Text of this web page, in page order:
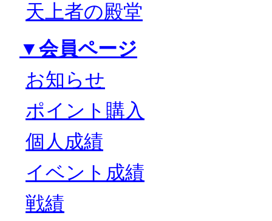
天上者の殿堂
▼会員ページ
お知らせ
ポイント購入
個人成績
イベント成績
戦績